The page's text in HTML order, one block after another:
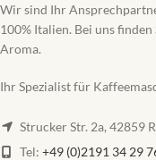
Wir sind Ihr
100% Italien. Bei uns
Aroma.
Ihr Spezialist für
Strucker Str. 2a, 42859
Tel: +49 (0)2191 34 29